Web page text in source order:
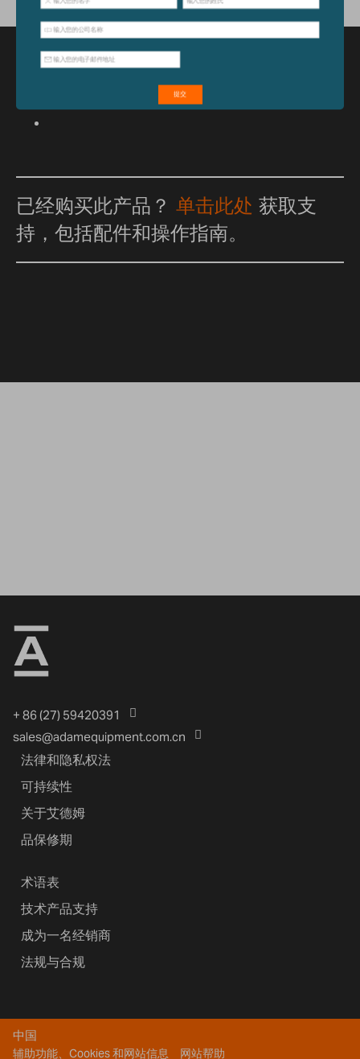
特点和优点
已经购买此产品？ 单击此处 获取支
持，包括配件和操作指南。
+ 86 (27) 59420391
sales@adamequipment.com.cn
法律和隐私权法
可持续性
关于艾德姆
品保修期
术语表
技术产品支持
成为一名经销商
法规与合规
中国
辅助功能、Cookies 和网站信息 网站帮助